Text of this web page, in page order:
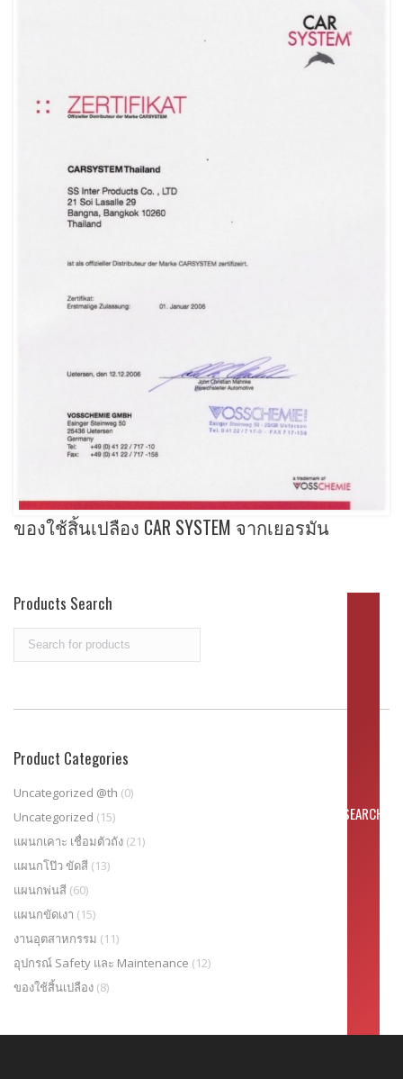
ของใช้สิ้นเปลือง CAR SYSTEM จากเยอรมัน
Products Search
Search
Product Categories
Uncategorized @th (0)
Uncategorized (15)
แผนกเคาะ เชื่อมตัวถัง (21)
แผนกโป๊ว ขัดสี (13)
แผนกพ่นสี (60)
แผนกขัดเงา (15)
งานอุตสาหกรรม (11)
อุปกรณ์ Safety และ Maintenance (12)
ของใช้สิ้นเปลือง (8)